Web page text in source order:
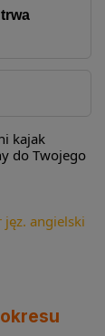
kajak
do Twojego
jęz. angielski